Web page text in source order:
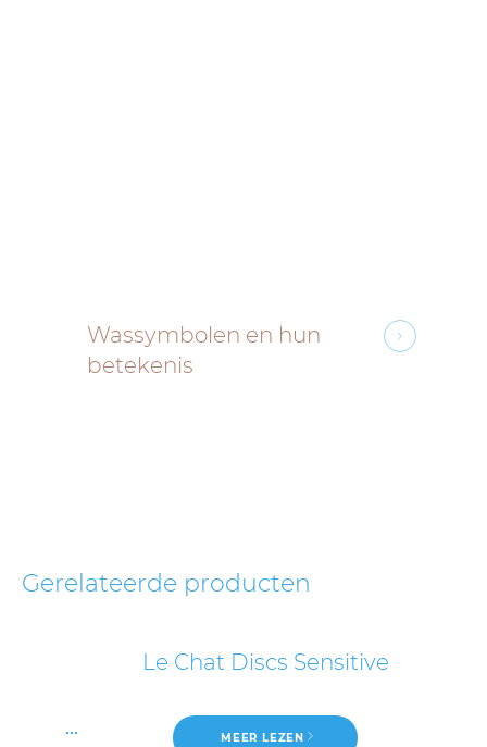
Wassymbolen en hun
betekenis
Gerelateerde producten
Le Chat Discs Sensitive
... MEER LEZEN